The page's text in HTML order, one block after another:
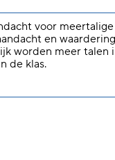
voor
en
worden meer talen
de klas.